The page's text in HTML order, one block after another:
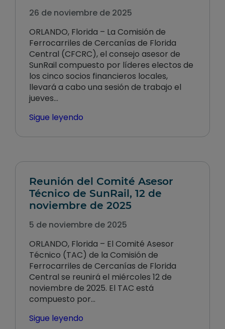
26 de noviembre de 2025
ORLANDO, Florida – La Comisión de
Ferrocarriles de Cercanías de Florida
Central (CFCRC), el consejo asesor de
SunRail compuesto por líderes electos de
los cinco socios financieros locales,
llevará a cabo una sesión de trabajo el
jueves…
Sigue leyendo
Reunión del Comité Asesor
Técnico de SunRail, 12 de
noviembre de 2025
5 de noviembre de 2025
ORLANDO, Florida – El Comité Asesor
Técnico (TAC) de la Comisión de
Ferrocarriles de Cercanías de Florida
Central se reunirá el miércoles 12 de
noviembre de 2025. El TAC está
compuesto por…
Sigue leyendo